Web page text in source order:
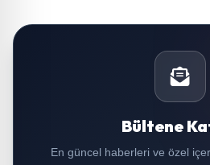
Bültene
En güncel haberleri ve özel